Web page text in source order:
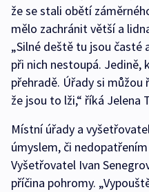
že se stali obětí
mělo zachránit větší a
„Silné deště tu jsou časté
při nich nestoupá. Jedině,
přehradě. Úřady si můžou
že jsou to lži,“ říká Jelena
Místní úřady a
úmyslem, či
Vyšetřovatel Ivan
příčina pohromy.